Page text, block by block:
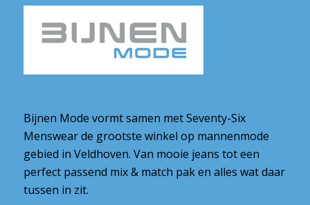
Bijnen Mode vormt samen met Seventy-Six
Menswear de grootste winkel op mannenmode
gebied in Veldhoven. Van mooie jeans tot een
perfect passend mix & match pak en alles wat daar
tussen in zit.